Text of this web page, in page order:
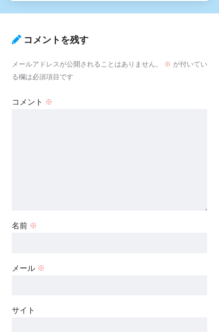
コメントを残す
メールアドレスが公開されることはありません。 ※ が付いてい
る欄は必須項目です
コメント ※
名前 ※
メール ※
サイト